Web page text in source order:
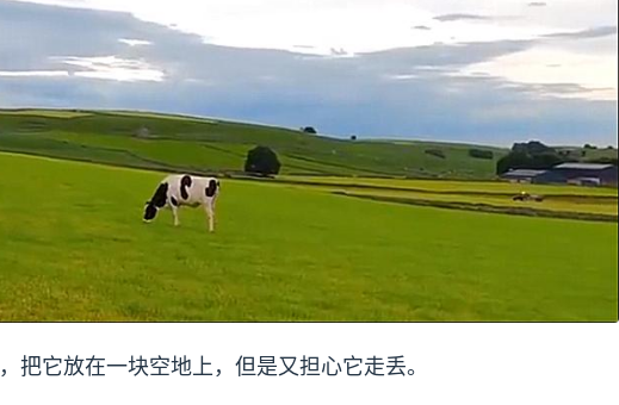
把它放在一块空地上，但是又担心它走丢。